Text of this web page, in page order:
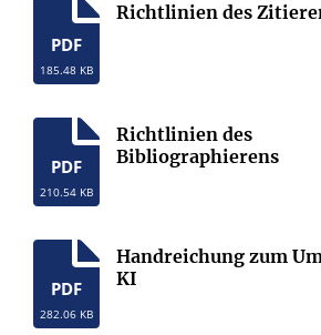
PDF
185.48 KB
Richtlinien des
PDF
210.54 KB
Richtlinien des
Bibliographierens
PDF
282.06 KB
Handreichung zum
KI